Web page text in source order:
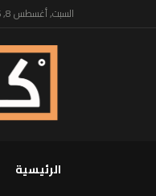
السبت, أغسطس 8, 2026
الرئيسية